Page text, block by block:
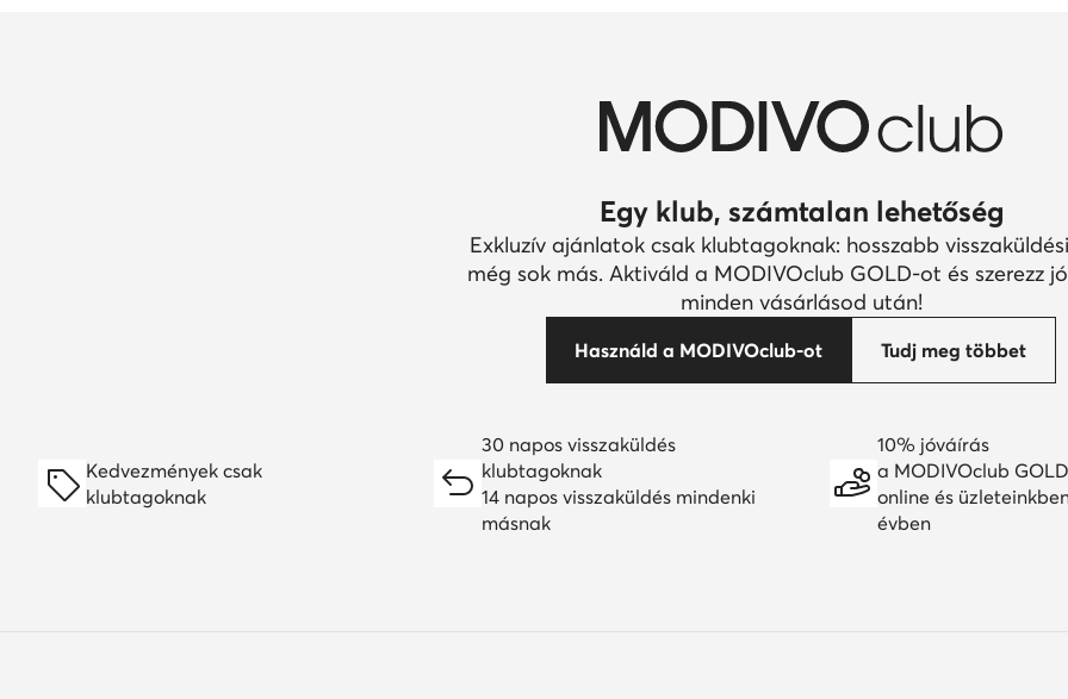
Egy klub, számtalan lehetőség
Exkluzív ajánlatok csak klubtagoknak: hosszabb
még sok más. Aktiváld a MODIVOclub GOLD-ot és szerezz
minden vásárlásod után!
Használd a MODIVOclub-ot Tudj meg többet
Kedvezmények csak
klubtagoknak
30 napos visszaküldés
klubtagoknak
14 napos visszaküldés mindenki
másnak
10% jóváírás
a MODIVOclub
online és
évben